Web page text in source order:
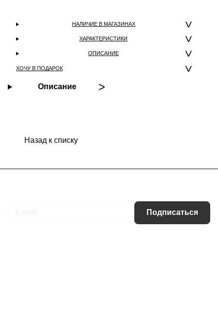
НАЛИЧИЕ В МАГАЗИНАХ
ХАРАКТЕРИСТИКИ
ОПИСАНИЕ
ХОЧУ В ПОДАРОК
Описание
Назад к списку
Подписаться